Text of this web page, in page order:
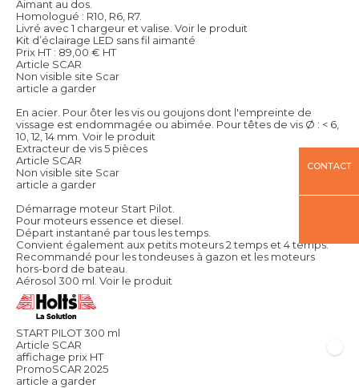
Aimant au dos.
Homologué : R10, R6, R7.
Livré avec 1 chargeur et valise. Voir le produit
Kit d’éclairage LED sans fil aimanté
Prix HT : 89,00 € HT
Article SCAR
Non visible site Scar
article a garder
En acier. Pour ôter les vis ou goujons dont l'empreinte de
vissage est endommagée ou abimée. Pour têtes de vis Ø : < 6,
10, 12, 14 mm. Voir le produit
Extracteur de vis 5 pièces
Article SCAR
Non visible site Scar
article a garder
Démarrage moteur Start Pilot.
Pour moteurs essence et diesel.
Départ instantané par tous les temps.
Convient également aux petits moteurs 2 temps et 4 temps.
Recommandé pour les tondeuses à gazon et les moteurs
hors-bord de bateau.
Aérosol 300 ml. Voir le produit
START PILOT 300 ml
Article SCAR
affichage prix HT
PromoSCAR 2025
article a garder
CONTACT